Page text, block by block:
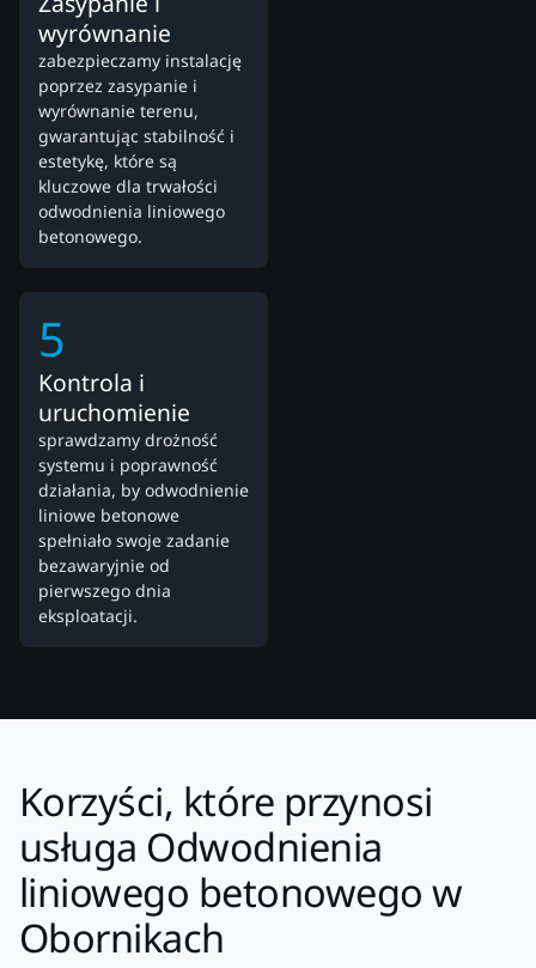
wyrównanie
zabezpieczamy instalację
poprzez zasypanie i
wyrównanie terenu,
gwarantując stabilność i
estetykę, które są
kluczowe dla trwałości
odwodnienia liniowego
betonowego.
5
Kontrola i
uruchomienie
sprawdzamy drożność
systemu i poprawność
działania, by odwodnienie
liniowe betonowe
spełniało swoje zadanie
bezawaryjnie od
pierwszego dnia
eksploatacji.
Korzyści, które przynosi
usługa Odwodnienia
liniowego betonowego w
Obornikach